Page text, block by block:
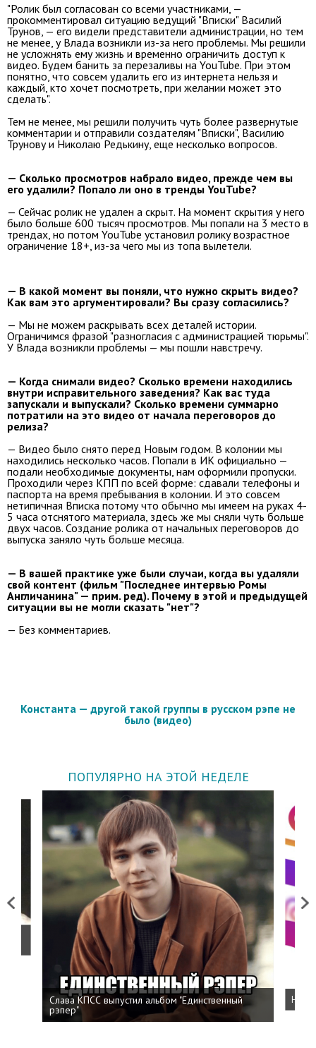
"Ролик был согласован со всеми участниками, —
прокомментировал ситуацию ведущий "Вписки" Василий
Трунов, — его видели представители администрации, но тем
не менее, у Влада возникли из-за него проблемы. Мы решили
не усложнять ему жизнь и временно ограничить доступ к
видео. Будем банить за перезаливы на YouTube. При этом
понятно, что совсем удалить его из интернета нельзя и
каждый, кто хочет посмотреть, при желании может это
сделать".
Тем не менее, мы решили получить чуть более развернутые
комментарии и отправили создателям "Вписки", Василию
Трунову и Николаю Редькину, еще несколько вопросов.
— Сколько просмотров набрало видео, прежде чем вы
его удалили? Попало ли оно в тренды YouTube?
— Сейчас ролик не удален а скрыт. На момент скрытия у него
было больше 600 тысяч просмотров. Мы попали на 3 место в
трендах, но потом YouTube установил ролику возрастное
ограничение 18+, из-за чего мы из топа вылетели.
— В какой момент вы поняли, что нужно скрыть видео?
Как вам это аргументировали? Вы сразу согласились?
— Мы не можем раскрывать всех деталей истории.
Ограничимся фразой "разногласия с администрацией тюрьмы".
У Влада возникли проблемы — мы пошли навстречу.
— Когда снимали видео? Сколько времени находились
внутри исправительного заведения? Как вас туда
запускали и выпускали? Сколько времени суммарно
потратили на это видео от начала переговоров до
релиза?
— Видео было снято перед Новым годом. В колонии мы
находились несколько часов. Попали в ИК официально —
подали необходимые документы, нам оформили пропуски.
Проходили через КПП по всей форме: сдавали телефоны и
паспорта на время пребывания в колонии. И это совсем
нетипичная Вписка потому что обычно мы имеем на руках 4-
5 часа отснятого материала, здесь же мы сняли чуть больше
двух часов. Создание ролика от начальных переговоров до
выпуска заняло чуть больше месяца.
— В вашей практике уже были случаи, когда вы удаляли
свой контент (фильм "Последнее интервью Ромы
Англичанина" — прим. ред). Почему в этой и предыдущей
ситуации вы не могли сказать "нет"?
— Без комментариев.
Константа — другой такой группы в русском рэпе не
было (видео)
ПОПУЛЯРНО НА ЭТОЙ НЕДЕЛЕ
Previous
Слава КПСС выпустил альбом "Единственный
рэпер"
Next